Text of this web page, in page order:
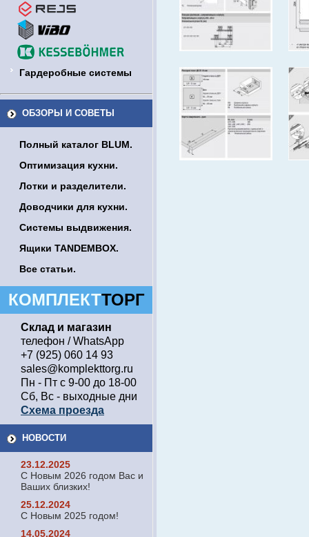
Гардеробные системы
ОБЗОРЫ И СОВЕТЫ
Полный каталог BLUM.
Оптимизация кухни.
Лотки и разделители.
Доводчики для кухни.
Системы выдвижения.
Ящики TANDEMBOX.
Все статьи.
КОМПЛЕКТТОРГ
Склад и магазин
телефон / WhatsApp
+7 (925) 060 14 93
sales@komplekttorg.ru
Пн - Пт с 9-00 до 18-00
Сб, Вс - выходные дни
Схема проезда
НОВОСТИ
23.12.2025
С Новым 2026 годом Вас и
Ваших близких!
25.12.2024
С Новым 2025 годом!
14.05.2024